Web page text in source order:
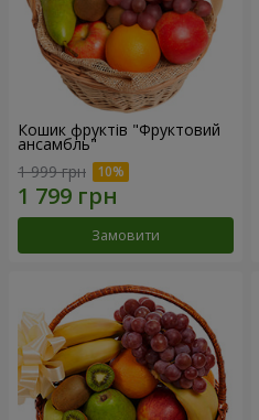
Кошик фруктів "Фруктовий
ансамбль"
1 999 грн
Замовити